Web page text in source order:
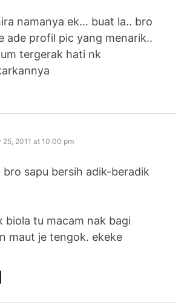
namanya ek… buat la.. bro
ade profil pic yang menarik..
tergerak hati nk
25, 2011 at 10:00 pm
bro sapu bersih adik-beradik
biola tu macam nak bagi
maut je tengok. ekeke